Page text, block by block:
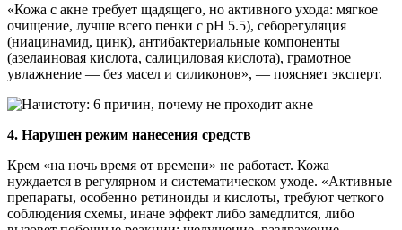
«Кожа с акне требует щадящего, но активного ухода: мягкое
очищение, лучше всего пенки с pH 5.5), себорегуляция
(ниацинамид, цинк), антибактериальные компоненты
(азелаиновая кислота, салициловая кислота), грамотное
увлажнение — без масел и силиконов», — поясняет эксперт.
4. Нарушен режим нанесения средств
Крем «на ночь время от времени» не работает. Кожа
нуждается в регулярном и систематическом уходе. «Активные
препараты, особенно ретиноиды и кислоты, требуют четкого
соблюдения схемы, иначе эффект либо замедлится, либо